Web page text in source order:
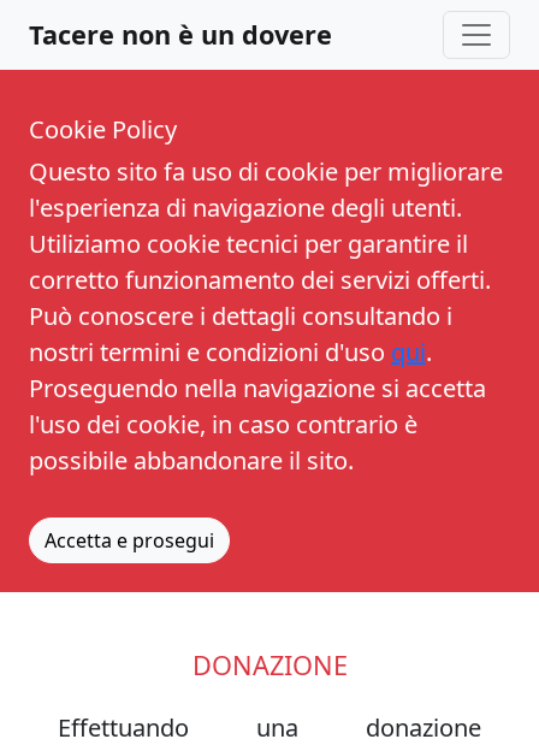
Tacere non è un dovere
Cookie Policy
Questo sito fa uso di cookie per migliorare
l'esperienza di navigazione degli utenti.
Utiliziamo cookie tecnici per garantire il
corretto funzionamento dei servizi offerti.
Può conoscere i dettagli consultando i
nostri termini e condizioni d'uso qui.
Proseguendo nella navigazione si accetta
l'uso dei cookie, in caso contrario è
possibile abbandonare il sito.
Accetta e prosegui
DONAZIONE
Effettuando una donazione